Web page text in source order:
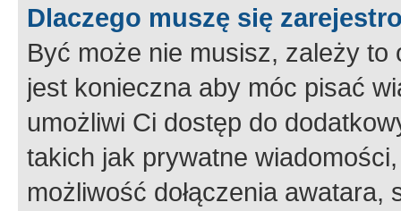
Dlaczego muszę się
Być może nie musisz, zależy
jest konieczna aby móc pisać
umożliwi Ci dostęp do
takich jak prywatne
możliwość dołączenia